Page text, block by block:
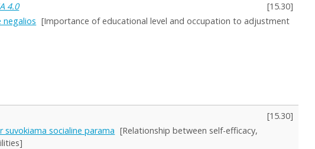
4.0 [15.30]
negalios [Importance of educational level and occupation to adjustment
[15.30]
suvokiama socialine parama [Relationship between self-efficacy,